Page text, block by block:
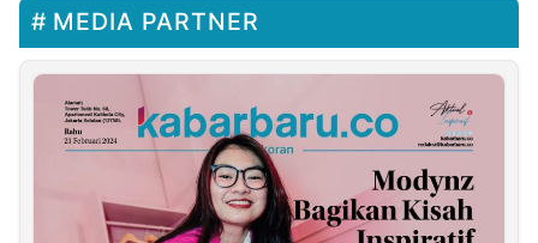
MEDIA PARTNER